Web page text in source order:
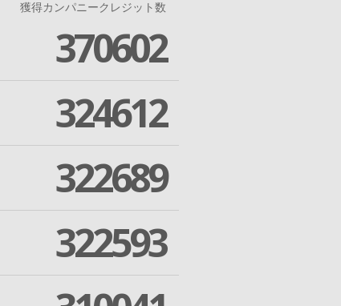
獲得カンパニークレジット数
370602
324612
322689
322593